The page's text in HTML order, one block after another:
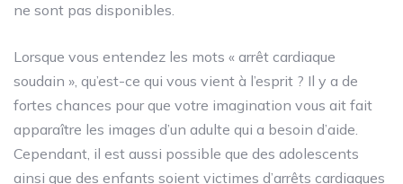
ne sont pas disponibles.
Lorsque vous entendez les mots « arrêt cardiaque
soudain », qu’est-ce qui vous vient à l’esprit ? Il y a de
fortes chances pour que votre imagination vous ait fait
apparaître les images d’un adulte qui a besoin d’aide.
Cependant, il est aussi possible que des adolescents
ainsi que des enfants soient victimes d’arrêts cardiaques